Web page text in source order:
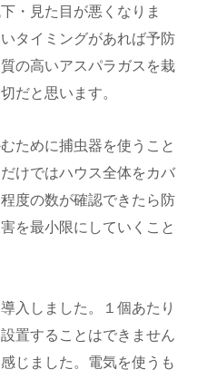
・見た目が悪くなりま
タイミングがあれば予防
の高いアスパラガスを栽
だと思います。
ために捕虫器を使うこと
けではハウス全体をカバ
度の数が確認できたら防
を最小限にしていくこと
入しました。１個あたり
置することはできません
じました。電気を使うも